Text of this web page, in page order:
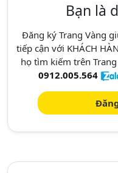
Bạn là
Đăng ký Trang Vàng
tiếp cận với KHÁCH
họ tìm kiếm trên
0912.005.564